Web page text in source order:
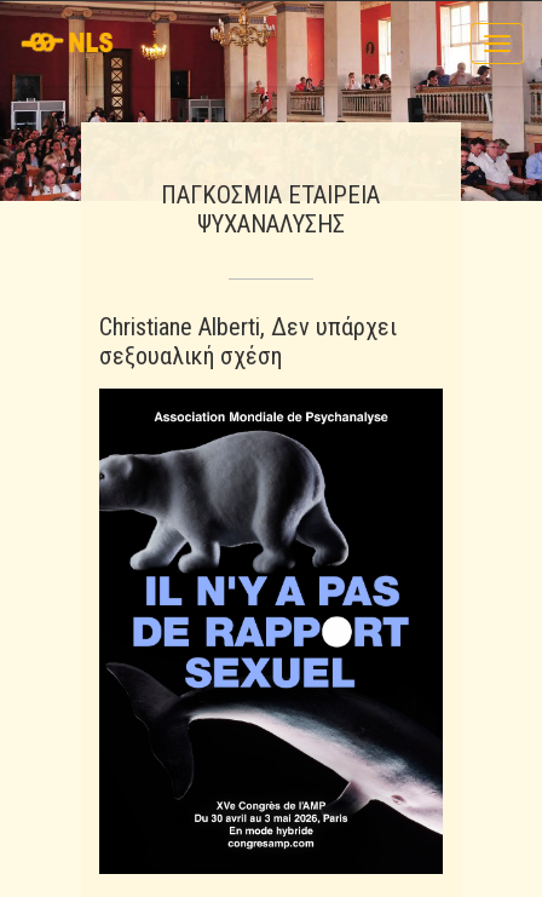
ΠΑΓΚΟΣΜΙΑ ΕΤΑΙΡΕΙΑ
ΨΥΧΑΝΑΛΥΣΗΣ
Christiane Alberti, Δεν υπάρχει
σεξουαλική σχέση